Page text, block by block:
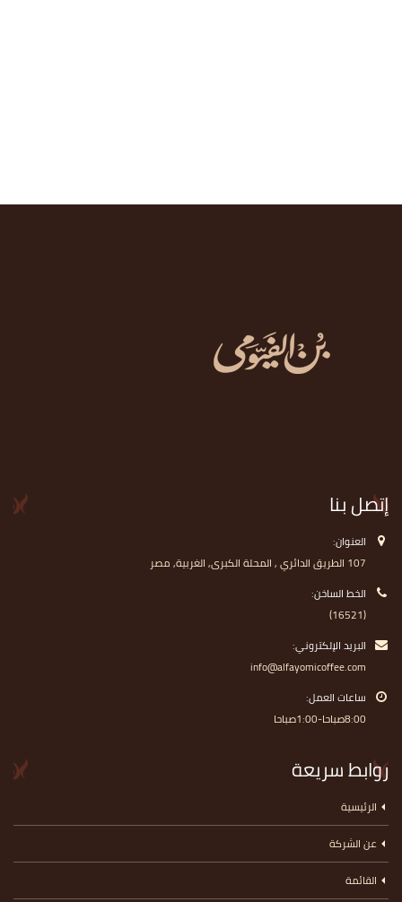
إتصل بنا
العنوان:
107 الطريق الدائري , المحلة الكبرى, الغربية, مصر
الخط الساخن:
(16521)
البريد الإلكتروني:
info@alfayomicoffee.com
ساعات العمل:
8:00صباحا-1:00صباحا
روابط سريعة
الرئيسية
عن الشركة
القائمة